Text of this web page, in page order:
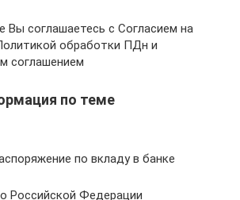
Вы соглашаетесь с Согласием на
обработки ПДн и
соглашением
по теме
по вкладу в банке
Российской Федерации